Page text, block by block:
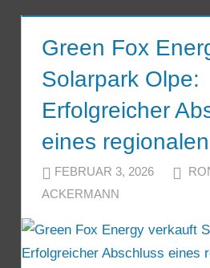
Green Fox
Solarpark Olpe:
Erfolgreicher
eines
FEBRUAR 3, 2026
ACKERMANN